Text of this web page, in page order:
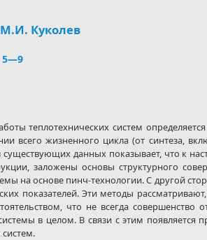
Куколев
5—9
теплотехнических систем
всего жизненного цикла (от синтеза,
данных показывает, что к
заложены основы структурного
на основе пинч-технологии. С другой
показателей. Эти методы
что не всегда совершенство
в целом. В связи с этим